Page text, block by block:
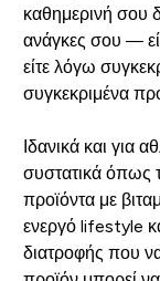
καθημερινή σου
ανάγκες σου —
είτε λόγω
συγκεκριμένα
Ιδανικά και για
συστατικά όπως
προϊόντα με
ενεργό lifestyle
διατροφής που